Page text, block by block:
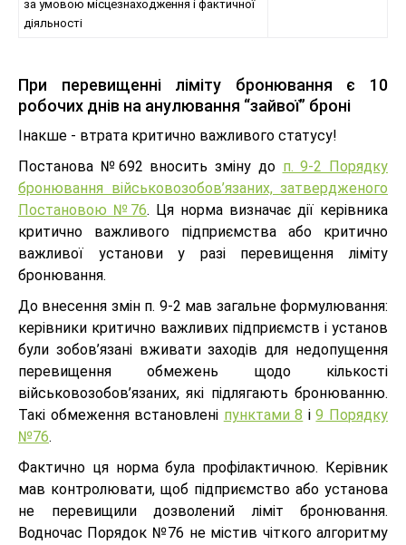
за умовою місцезнаходження і фактичної
діяльності
При перевищенні ліміту бронювання є 10
робочих днів на анулювання “зайвої” броні
Інакше - втрата критично важливого статусу!
Постанова №692 вносить зміну до п. 9-2 Порядку
бронювання військовозобов’язаних, затвердженого
Постановою №76. Ця норма визначає дії керівника
критично важливого підприємства або критично
важливої установи у разі перевищення ліміту
бронювання.
До внесення змін п. 9-2 мав загальне формулювання:
керівники критично важливих підприємств і установ
були зобов’язані вживати заходів для недопущення
перевищення обмежень щодо кількості
військовозобов’язаних, які підлягають бронюванню.
Такі обмеження встановлені пунктами 8 і9 Порядку
№76.
Фактично ця норма була профілактичною. Керівник
мав контролювати, щоб підприємство або установа
не перевищили дозволений ліміт бронювання.
Водночас Порядок №76 не містив чіткого алгоритму